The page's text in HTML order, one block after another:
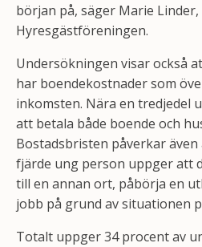
början på, säger Marie
Hyresgästföreningen.
Undersökningen visar också
har boendekostnader som
inkomsten. Nära en tredjedel
att betala både boende och
Bostadsbristen påverkar
fjärde ung person uppger att
till en annan ort, påbörja en
jobb på grund av situationen
Totalt uppger 34 procent av